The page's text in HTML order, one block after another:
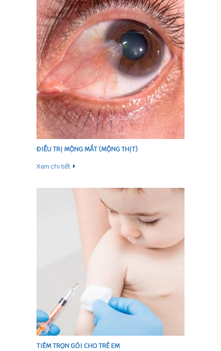
ĐIỀU TRỊ MỘNG MẮT (MỘNG THỊT)
Xem chi tiết
TIÊM TRỌN GÓI CHO TRẺ EM